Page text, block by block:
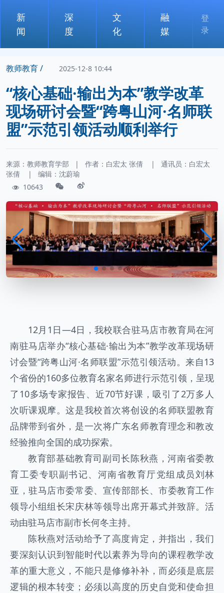
新
闻
深
度
文
化
融
媒
登
录
教师教育 / 2025-12-8 10:44
“核心基础·输出为本”教学改革
现场研讨会暨“跨粤山河·名师联
盟”示范引领活动顺利举行
来源：教师教育学部 | 作者： 白宏太 张倩 | 通讯员： 白宏太
张倩
|
编辑：沈蔚瑜
10643
12月1日—4日，我校联合驻马店市教育局在河
南驻马店举办“核心基础·输出为本”教学改革现场研
讨会暨“跨粤山河·名师联盟”示范引领活动。来自13
个省份的160多位教育名家名师进行示范引领，呈现
了10多场专家报告、近70节好课，吸引了2万多人
次听课观摩。这是我校首次将创设的名师联盟教育
品牌带到省外，是一次将广东名师教育理念和教改
经验推向全国的成功探索。
教育部基础教育司副司长陈秋燕，河南省委教
育工委专职副书记、河南省教育厅党组成员刘林
亚，驻马店市委常委、宣传部部长、市委教育工作
领导小组组长宋庆林等领导出席开幕式并致辞。活
动由驻马店市副市长何冬主持。
陈秋燕对活动给予了高度肯定，并指出，我们
要深刻认识到智能时代以素养为导向的课程教学改
革的重大意义，不能只是修修补补，而必须是底层
逻辑的根本转变；必须以高度的历史自觉和使命担